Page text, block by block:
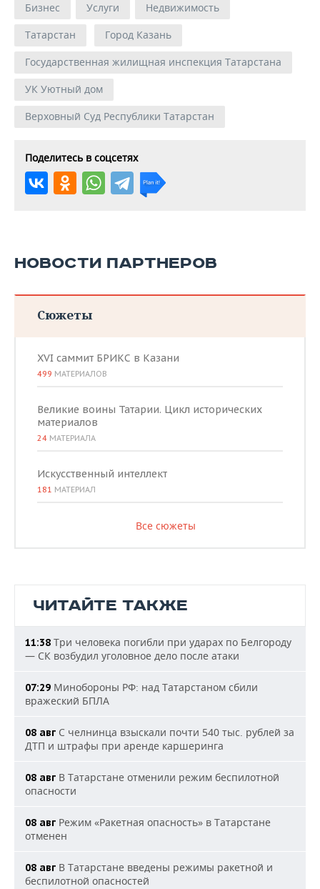
Бизнес
Услуги
Недвижимость
Татарстан
Город Казань
Государственная жилищная инспекция Татарстана
УК Уютный дом
Верховный Суд Республики Татарстан
Поделитесь в соцсетях
НОВОСТИ ПАРТНЕРОВ
Сюжеты
XVI саммит БРИКС в Казани
499 МАТЕРИАЛОВ
Великие воины Татарии. Цикл исторических
материалов
24 МАТЕРИАЛА
Искусственный интеллект
181 МАТЕРИАЛ
Все сюжеты
ЧИТАЙТЕ ТАКЖЕ
11:38 Три человека погибли при ударах по Белгороду
— СК возбудил уголовное дело после атаки
07:29 Минобороны РФ: над Татарстаном сбили
вражеский БПЛА
08 авг С челнинца взыскали почти 540 тыс. рублей за
ДТП и штрафы при аренде каршеринга
08 авг В Татарстане отменили режим беспилотной
опасности
08 авг Режим «Ракетная опасность» в Татарстане
отменен
08 авг В Татарстане введены режимы ракетной и
беспилотной опасностей